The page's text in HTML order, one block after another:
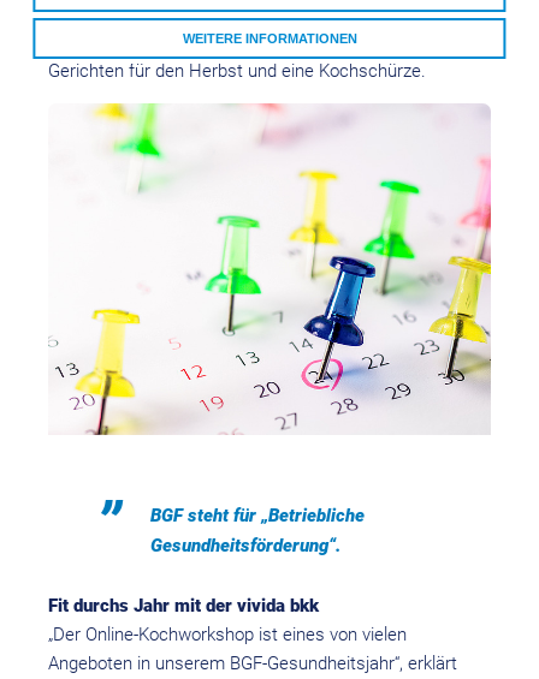
WEITERE INFORMATIONEN
Kochen haben. Per Post erhalten alle Teilnehmenden
vorab eine Einkaufsliste, ein Rezeptheft mit saisonalen
Gerichten für den Herbst und eine Kochschürze.
BGF steht für „Betriebliche
Gesundheitsförderung“.
Fit durchs Jahr mit der vivida bkk
„Der Online-Kochworkshop ist eines von vielen
Angeboten in unserem BGF-Gesundheitsjahr“, erklärt